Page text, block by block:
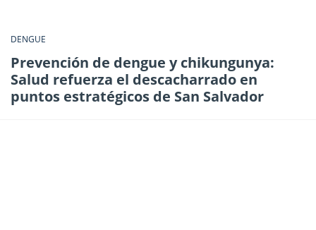
DENGUE
Prevención de dengue y chikungunya:
Salud refuerza el descacharrado en
puntos estratégicos de San Salvador